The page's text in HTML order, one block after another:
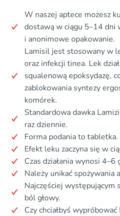
W naszej aptece możesz
dostawą w ciągu 5–14 dni
i anonimowe opakowanie.
Lamisil jest stosowany w
oraz infekcji tinea. Lek
squalenową epoksydazę,
zablokowania syntezy
komórek.
Standardowa dawka
raz dziennie.
Forma podania to tabletka.
Efekt leku zaczyna się w
Czas działania wynosi 4–6
Należy unikać spożywania
Najczęściej występującym
ból głowy.
Czy chciałbyś